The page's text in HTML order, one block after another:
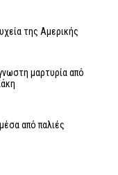
της Αμερικής
μαρτυρία από
από παλιές